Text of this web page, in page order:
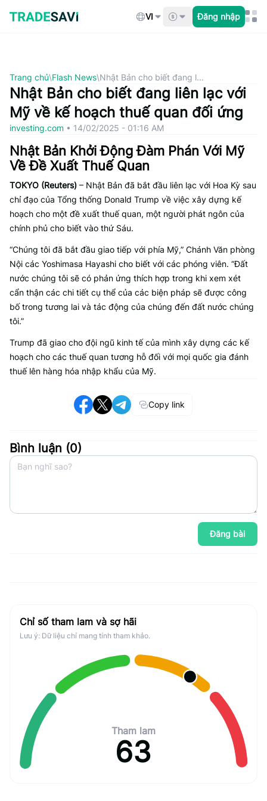
qua
nội
VI Đăng nhập
Trang chủ\Flash News\Nhật Bản cho biết đang l...
Nhật Bản cho biết đang liên lạc với
Mỹ về kế hoạch thuế quan đối ứng
investing.com • 14/02/2025 - 01:16 AM
Nhật Bản Khởi Động Đàm Phán Với Mỹ
Về Đề Xuất Thuế Quan
TOKYO (Reuters) – Nhật Bản đã bắt đầu liên lạc với Hoa Kỳ sau
chỉ đạo của Tổng thống Donald Trump về việc xây dựng kế
hoạch cho một đề xuất thuế quan, một người phát ngôn của
chính phủ cho biết vào thứ Sáu.
“Chúng tôi đã bắt đầu giao tiếp với phía Mỹ,” Chánh Văn phòng
Nội các Yoshimasa Hayashi cho biết với các phóng viên. “Đất
nước chúng tôi sẽ có phản ứng thích hợp trong khi xem xét
cẩn thận các chi tiết cụ thể của các biện pháp sẽ được công
bố trong tương lai và tác động của chúng đến đất nước chúng
tôi.”
Trump đã giao cho đội ngũ kinh tế của mình xây dựng các kế
hoạch cho các thuế quan tương hỗ đối với mọi quốc gia đánh
thuế lên hàng hóa nhập khẩu của Mỹ.
Copy link
Bình luận (0)
Đăng bài
Chỉ số tham lam và sợ hãi
Lưu ý: Dữ liệu chỉ mang tính tham khảo.
Tham lam
63